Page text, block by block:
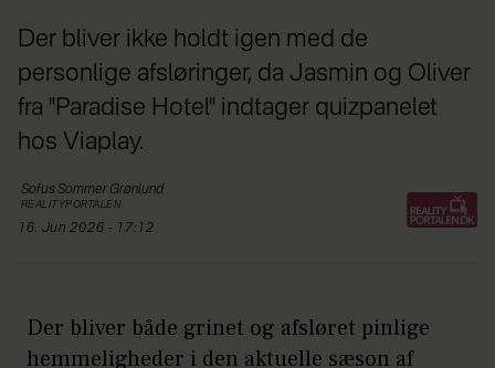
Der bliver ikke holdt igen med de
personlige afsløringer, da Jasmin og Oliver
fra "Paradise Hotel" indtager quizpanelet
hos Viaplay.
SofusSommer Grønlund
REALITYPORTALEN
16. Jun 2026 - 17:12
Der bliver både grinet og afsløret pinlige
hemmeligheder i den aktuelle sæson af